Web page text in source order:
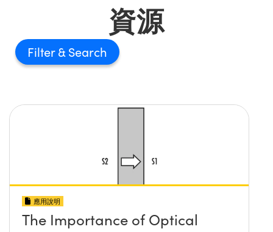
資源
Filter
應用說明
The Importance of Optical